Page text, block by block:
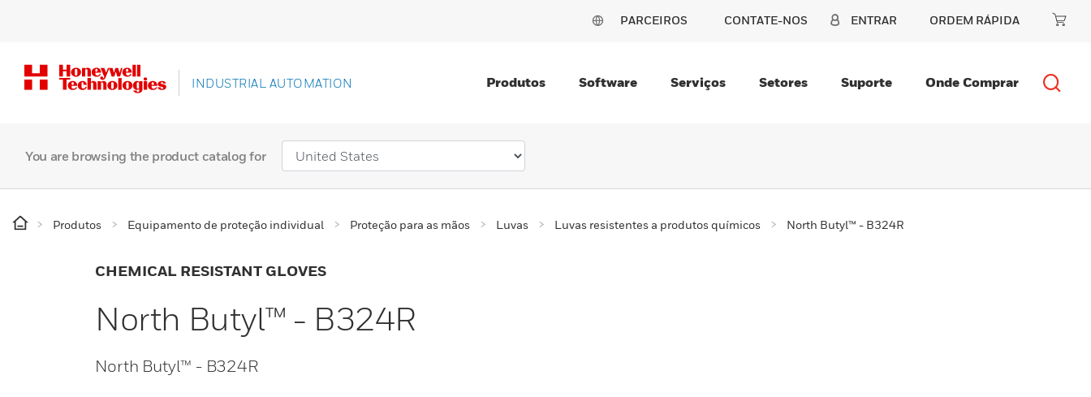
PARCEIROS CONTATE-NOS ENTRAR ORDEM RÁPIDA
INDUSTRIAL AUTOMATION Produtos Software Serviços Setores Suporte Onde Comprar
You are browsing the product catalog for
Produtos Equipamento de proteção individual Proteção para as mãos Luvas Luvas resistentes a produtos químicos North Butyl™ - B324R
CHEMICAL RESISTANT GLOVES
North Butyl™ - B324R
North Butyl™ - B324R